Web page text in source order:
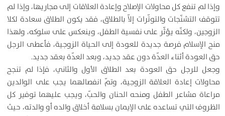
وإذا لم تنفع كل محاولات الإصلاح وإعادة العلاقات إلى مجاريها، وإذا لم
تتوقف التشنّجات والتوتّرات إلاّ بالطلاق، فقد يكون الطلاق سعادة لكلا
الزوجين، ولكنّه يؤثّر على نفسية الطفل، وينعكس على سلوكه، ولهذا
منح الإسلام فرصة جديدة للعودة إلى الحياة الزوجية، فأعطى الرجل
حق العودة أثناء العدّة دون عقد جديد، وبعد العدّة بعقد جديد.
وجعل للرجل حق العودة بعد الطلاق الأول والثاني، فإذا لم تنجح
محاولات إعادة العلاقة الزوجية، وتمّ انفصالهما يجب على الوالدين
مراعاة مشاعر الطفل ومنحه الحنان والحبّ، ويجب عليهما توفير كل
الظروف التي تساعده على الإيمان بسلامة أخلاق والده أو والدته، حيث